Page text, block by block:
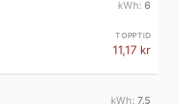
6
11,17 kr
7.5